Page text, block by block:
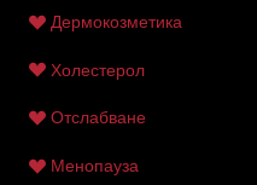
Дермокозметика
Холестерол
Отслабване
Менопауза